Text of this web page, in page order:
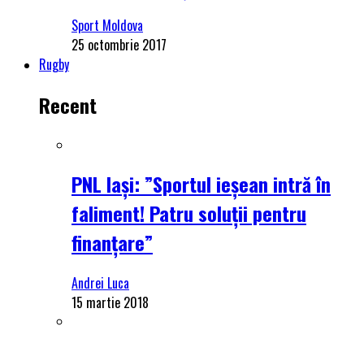
Sport Moldova
25 octombrie 2017
Rugby
Recent
PNL Iași: ”Sportul ieșean intră în
faliment! Patru soluții pentru
finanțare”
Andrei Luca
15 martie 2018